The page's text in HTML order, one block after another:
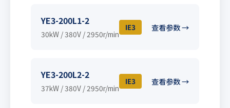
YE3-200L1-2
30kW / 380V / 2950r/min
IE3 查看参数 →
YE3-200L2-2
37kW / 380V / 2950r/min
IE3 查看参数 →